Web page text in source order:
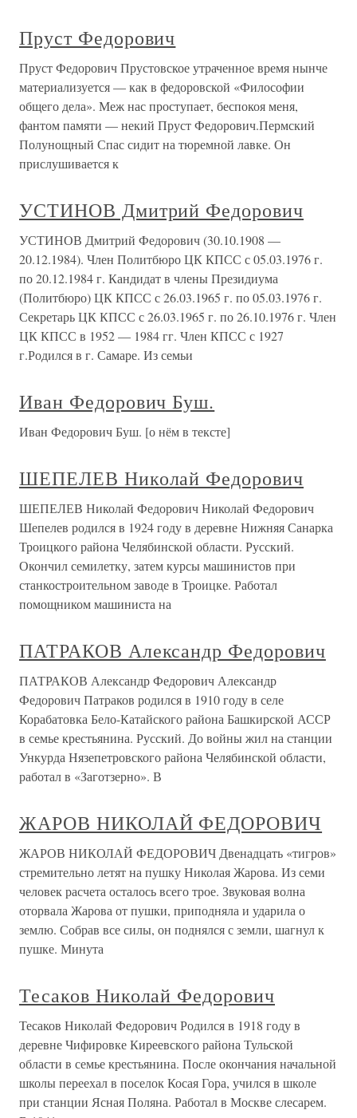
Пруст Федорович
Пруст Федорович Прустовское утраченное время нынче
материализуется — как в федоровской «Философии
общего дела». Меж нас проступает, беспокоя меня,
фантом памяти — некий Пруст Федорович.Пермский
Полунощный Спас сидит на тюремной лавке. Он
прислушивается к
УСТИНОВ Дмитрий Федорович
УСТИНОВ Дмитрий Федорович (30.10.1908 —
20.12.1984). Член Политбюро ЦК КПСС с 05.03.1976 г.
по 20.12.1984 г. Кандидат в члены Президиума
(Политбюро) ЦК КПСС с 26.03.1965 г. по 05.03.1976 г.
Секретарь ЦК КПСС с 26.03.1965 г. по 26.10.1976 г. Член
ЦК КПСС в 1952 — 1984 гг. Член КПСС с 1927
г.Родился в г. Самаре. Из семьи
Иван Федорович Буш.
Иван Федорович Буш. [о нём в тексте]
ШЕПЕЛЕВ Николай Федорович
ШЕПЕЛЕВ Николай Федорович Николай Федорович
Шепелев родился в 1924 году в деревне Нижняя Санарка
Троицкого района Челябинской области. Русский.
Окончил семилетку, затем курсы машинистов при
станкостроительном заводе в Троицке. Работал
помощником машиниста на
ПАТРАКОВ Александр Федорович
ПАТРАКОВ Александр Федорович Александр
Федорович Патраков родился в 1910 году в селе
Корабатовка Бело-Катайского района Башкирской АССР
в семье крестьянина. Русский. До войны жил на станции
Ункурда Нязепетровского района Челябинской области,
работал в «Заготзерно». В
ЖАРОВ НИКОЛАЙ ФЕДОРОВИЧ
ЖАРОВ НИКОЛАЙ ФЕДОРОВИЧ Двенадцать «тигров»
стремительно летят на пушку Николая Жарова. Из семи
человек расчета осталось всего трое. Звуковая волна
оторвала Жарова от пушки, приподняла и ударила о
землю. Собрав все силы, он поднялся с земли, шагнул к
пушке. Минута
Тесаков Николай Федорович
Тесаков Николай Федорович Родился в 1918 году в
деревне Чифировке Киреевского района Тульской
области в семье крестьянина. После окончания начальной
школы переехал в поселок Косая Гора, учился в школе
при станции Ясная Поляна. Работал в Москве слесарем.